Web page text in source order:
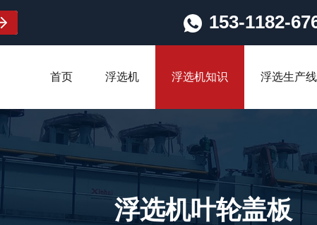
153-1182-
首页 浮选机 浮选机知识 浮选生产线
浮选机叶轮盖板